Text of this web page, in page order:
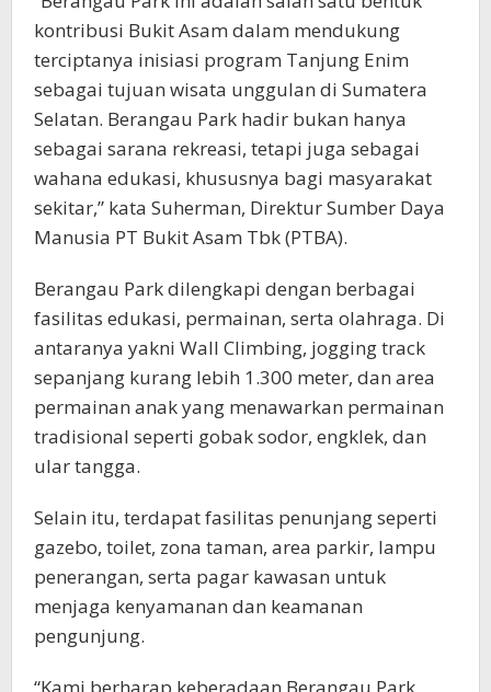
kontribusi Bukit Asam dalam mendukung
terciptanya inisiasi program Tanjung Enim
sebagai tujuan wisata unggulan di Sumatera
Selatan. Berangau Park hadir bukan hanya
sebagai sarana rekreasi, tetapi juga sebagai
wahana edukasi, khususnya bagi masyarakat
sekitar,” kata Suherman, Direktur Sumber Daya
Manusia PT Bukit Asam Tbk (PTBA).
Berangau Park dilengkapi dengan berbagai
fasilitas edukasi, permainan, serta olahraga. Di
antaranya yakni Wall Climbing, jogging track
sepanjang kurang lebih 1.300 meter, dan area
permainan anak yang menawarkan permainan
tradisional seperti gobak sodor, engklek, dan
ular tangga.
Selain itu, terdapat fasilitas penunjang seperti
gazebo, toilet, zona taman, area parkir, lampu
penerangan, serta pagar kawasan untuk
menjaga kenyamanan dan keamanan
pengunjung.
“Kami berharap keberadaan Berangau Park